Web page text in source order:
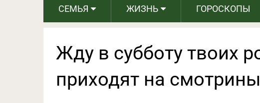
СЕМЬЯ ЖИЗНЬ ГОРОСКОПЫ
Жду в субботу твоих
приходят на